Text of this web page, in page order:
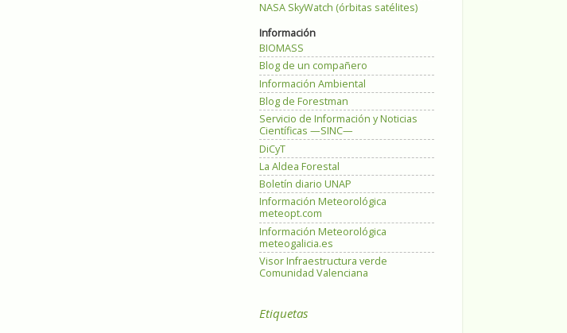
NASA SkyWatch (órbitas satélites)
Información
BIOMASS
Blog de un compañero
Información Ambiental
Blog de Forestman
Servicio de Información y Noticias
Científicas —SINC—
DiCyT
La Aldea Forestal
Boletín diario UNAP
Información Meteorológica
meteopt.com
Información Meteorológica
meteogalicia.es
Visor Infraestructura verde
Comunidad Valenciana
Etiquetas